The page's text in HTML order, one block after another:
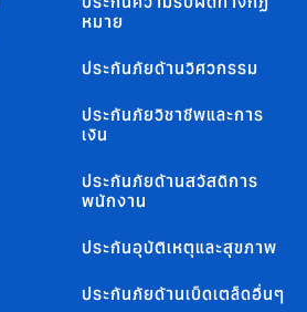
หมาย
ประกันภัยด้านวิศวกรรม
ประกันภัยวิชาชีพและการ
เงิน
ประกันภัยด้านสวัสดิการ
พนักงาน
ประกันอุบัติเหตุและสุขภาพ
ประกันภัยด้านเบ็ดเตล็ดอื่นๆ